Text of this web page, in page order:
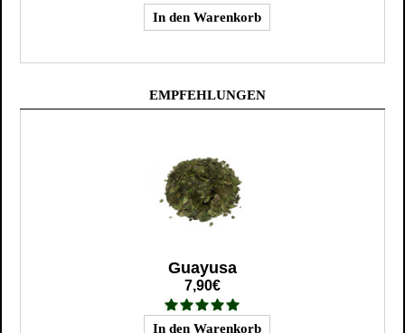
EMPFEHLUNGEN
Guayusa
7,90€